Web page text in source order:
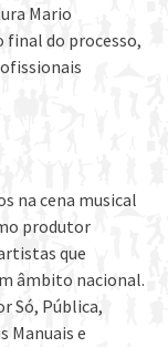
Mario
final do processo,
na cena musical
produtor
que
âmbito nacional.
Só, Pública,
Manuais e